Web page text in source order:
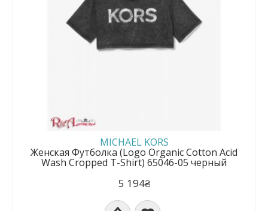
MICHAEL KORS
Женская Футболка (Logo Organic Cotton Acid
Wash Cropped T-Shirt) 65046-05 черный
5 194₴